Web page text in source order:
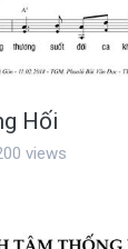
Hối
views